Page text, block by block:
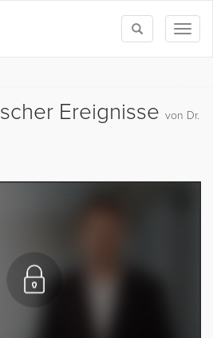
Toggle
search
Ereignisse von Dr.